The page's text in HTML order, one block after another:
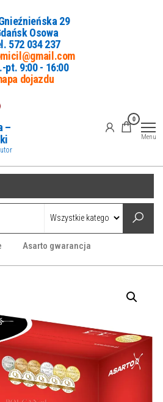
29
Osowa
572 034 237
pt. 9:00 - 16:00
dojazdu
–
0
Menu
Asarto gwarancja